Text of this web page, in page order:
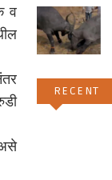
व
RECENT